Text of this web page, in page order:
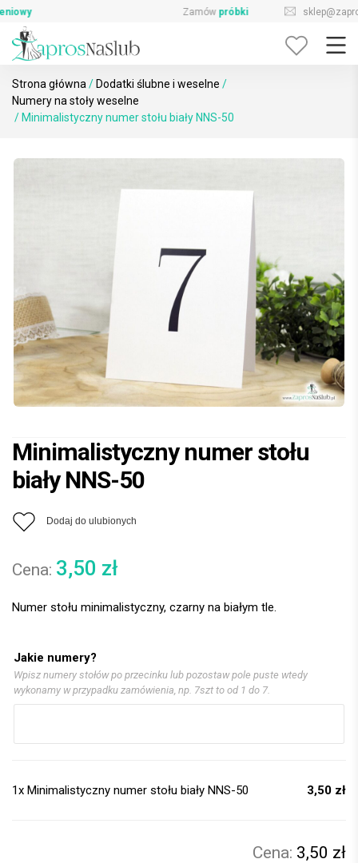
Skip
content
726-644-296
Strona główna / Dodatki ślubne i weselne /
Numery na stoły weselne
/ Minimalistyczny numer stołu biały NNS-50
Minimalistyczny numer stołu
biały NNS-50
Dodaj do ulubionych
3,50 zł
Numer stołu minimalistyczny, czarny na białym tle.
Jakie numery?
Wpisz numery stołów po przecinku lub pozostaw pole puste wtedy
wykonamy w przypadku zamówienia, np. 7szt to od 1 do 7.
1x Minimalistyczny numer stołu biały NNS-50 3,50 zł
3,50 zł